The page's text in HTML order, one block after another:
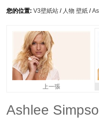
您的位置: V3壁紙站 / 人物 壁紙 /
上一張
Ashlee